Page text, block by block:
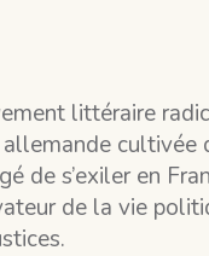
littéraire
cultivée
de s’exiler en
de la vie